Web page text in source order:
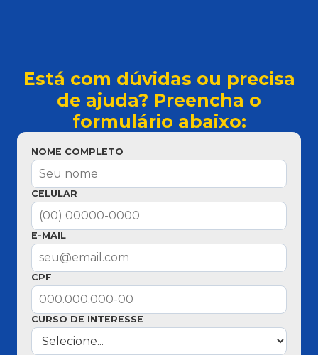
Está com dúvidas ou precisa
de ajuda? Preencha o
formulário abaixo:
NOME COMPLETO
CELULAR
E-MAIL
CPF
CURSO DE INTERESSE